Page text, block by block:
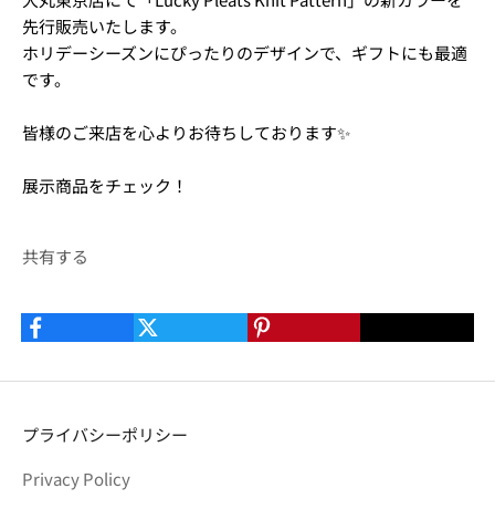
先行販売いたします。
ホリデーシーズンにぴったりのデザインで、ギフトにも最適
です。
皆様のご来店を心よりお待ちしております✨
展示商品をチェック！
共有する
プライバシーポリシー
Privacy Policy